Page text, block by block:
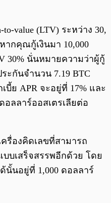
value (LTV) ระหว่าง 30,
ากคุณกู้เงินมา 10,000
30% นั่นหมายความว่าผู้กู้
ะกันจำนวน 7.19 BTC
ย APR จะอยู่ที่ 17% และ
อลลาร์ออสเตรเลียต่อ
รื่องคิดเลขที่สามารถ
บเสร็จสรรพอีกด้วย โดย
นอยู่ที่ 1,000 ดอลลาร์